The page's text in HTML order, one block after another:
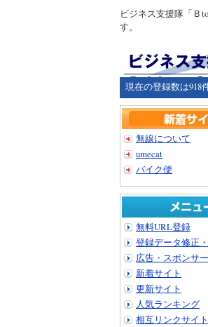
ビジネス支援隊「Ｂ
す。
現在の登録数は918
無線について
umecat
バイク便
無料URL登録
登録データ修正
広告・スポンサ
新着サイト
更新サイト
人気ランキング
相互リンクサイト